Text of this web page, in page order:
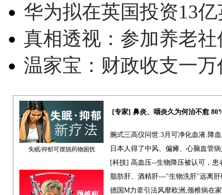
华为拟在英国投资13
真相透视：参加养老
温家宝：财政收支一
失眠/抑郁可摆脱药物困扰
[专家] 鼻炎、咽炎久为何治不愈
腕式三高仪问世.3月可净化血液.降
日本人得了中风、偏瘫、心脑血管
[科技] 高血压--生物降压被认可，患
脂肪肝、酒精肝---"生物洗肝"远离肝
德国M力牵引法风靡欧洲,颈椎病在